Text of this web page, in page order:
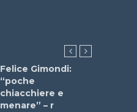
Felice Gimondi:
“poche
chiacchiere e
menare” – r